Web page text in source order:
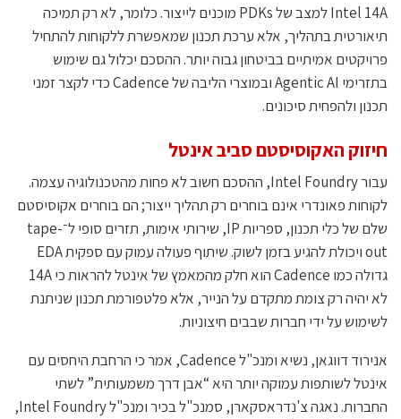
Intel 14A למצב של PDKs מוכנים לייצור. כלומר, לא רק תמיכה
תיאורטית בתהליך, אלא ערכת תכנון שמאפשרת ללקוחות להתחיל
פרויקטים אמיתיים בביטחון גבוה יותר. ההסכם יכלול גם שימוש
בתזרימי Agentic AI ובמוצרי הליבה של Cadence כדי לקצר זמני
תכנון ולהפחית סיכונים.
חיזוק האקוסיסטם סביב אינטל
עבור Intel Foundry, ההסכם חשוב לא פחות מהטכנולוגיה עצמה.
לקוחות פאונדרי אינם בוחרים רק תהליך ייצור; הם בוחרים אקוסיסטם
שלם של כלי תכנון, ספריות IP, שירותי אימות, תזרים סופי ל־tape-
out ויכולת להגיע בזמן לשוק. שיתוף פעולה עמוק עם ספקית EDA
גדולה כמו Cadence הוא חלק מהמאמץ של אינטל להראות כי 14A
לא יהיה רק צומת מתקדם על הנייר, אלא פלטפורמת תכנון שניתנת
לשימוש על ידי חברות שבבים חיצוניות.
אנירוד דווגאן, נשיא ומנכ"ל Cadence, אמר כי הרחבת היחסים עם
אינטל לשותפות עמוקה יותר היא “אבן דרך משמעותית” לשתי
החברות. נאגה צ'נדראסקארן, סמנכ"ל בכיר ומנכ"ל Intel Foundry,